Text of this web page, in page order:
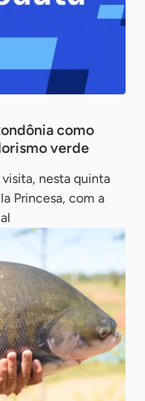
como
verde
nesta quinta
Princesa, com a